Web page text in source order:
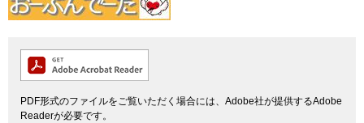
PDF形式のファイルをご覧いただく場合には、Adobe社が提供するAdobe
Readerが必要です。